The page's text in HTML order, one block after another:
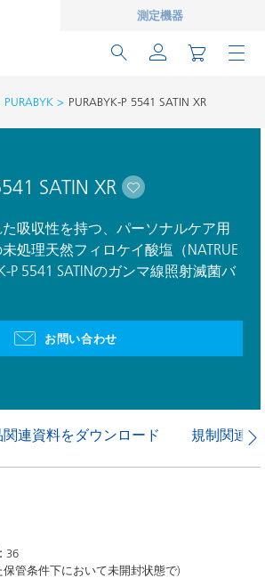
測定機器
PURABYK PURABYK-P 5541 SATIN XR
SATIN XR
吸収性を持つ、パーソナルケア用
処理天然フィロケイ酸塩（NATRUE
P 5541 SATINのガンマ線照射滅菌バ
お問い合わせ
関連資料をダウンロード 規制関連
36
管条件下において未開封状態で)